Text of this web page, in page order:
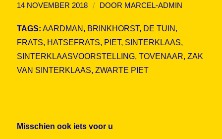
14 NOVEMBER 2018 / DOOR MARCEL-ADMIN
TAGS: AARDMAN, BRINKHORST, DE TUIN,
FRATS, HATSEFRATS, PIET, SINTERKLAAS,
SINTERKLAASVOORSTELLING, TOVENAAR, ZAK
VAN SINTERKLAAS, ZWARTE PIET
Misschien ook iets voor u